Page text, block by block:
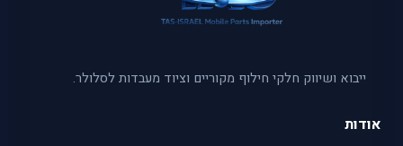
ייבוא ושיווק חלקי חילוף מקוריים וציוד מעבדות לסלולר.
אודות